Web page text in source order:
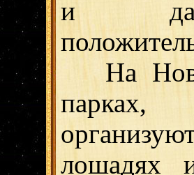
и
На
парках,
лошадях